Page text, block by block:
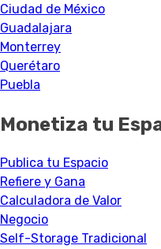
Ciudad de México
Guadalajara
Monterrey
Querétaro
Puebla
Monetiza tu
Publica tu Espacio
Refiere y Gana
Calculadora de Valor
Negocio
Self-Storage Tradicional